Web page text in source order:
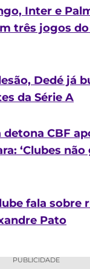
Inter e
três jogos
Dedé já
da Série A
CBF
‘Clubes
fala sobre
Pato
PUBLICIDADE